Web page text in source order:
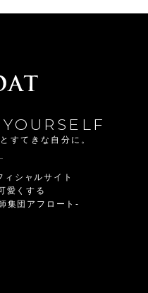
すてきな自分に。
ィシャルサイト
愛くする
集団アフロート-